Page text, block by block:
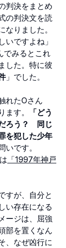
判決をまとめ
の判決文を読
りました。
いですよね」
でみるとこれ
した。特に彼
」でした。
れたOさん
す。
「どう
ろう？ 同じ
を犯した少年
いです。
「1997年神戸
すが、自分と
い存在になる
ージは、屈強
部を置くなん
、なぜ凶行に